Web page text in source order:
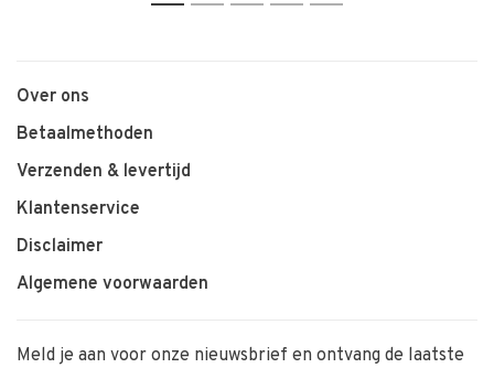
1 2 3 4 5
Over ons
Betaalmethoden
Verzenden & levertijd
Klantenservice
Disclaimer
Algemene voorwaarden
Meld je aan voor onze nieuwsbrief en ontvang de laatste